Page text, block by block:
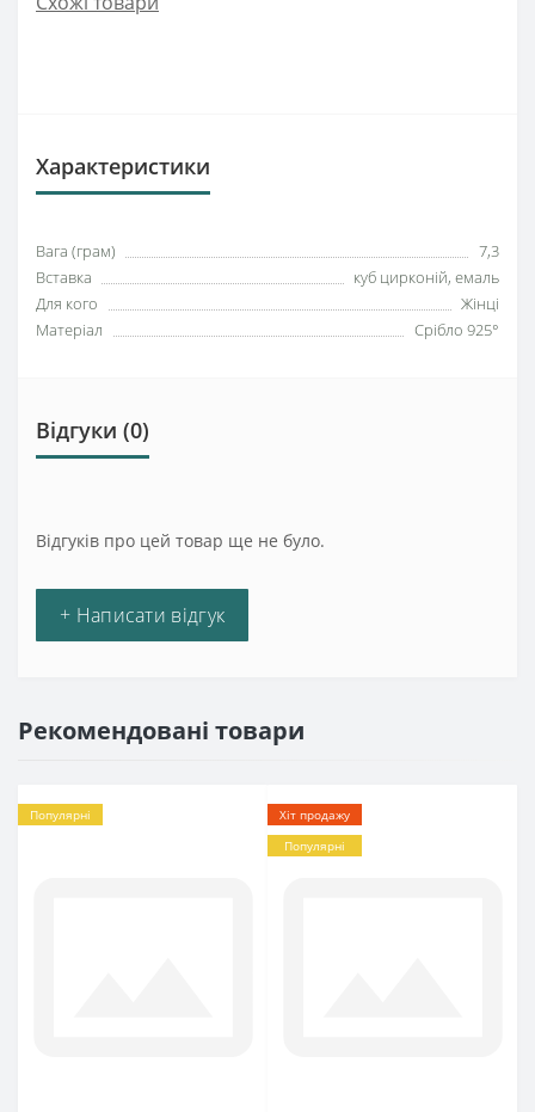
Характеристики
Вага (грам)
7,3
Вставка
куб цирконій, емаль
Для кого
Жінці
Матеріал
Срібло 925°
Відгуки (0)
Відгуків про цей товар ще не було.
+ Написати відгук
Рекомендовані товари
Популярні
Хіт продажу
Популярні